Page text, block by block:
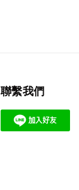
聯繫我們